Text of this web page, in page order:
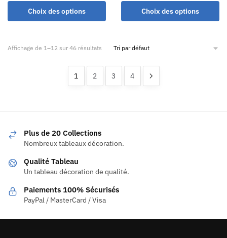
Choix des options Choix des options
Affichage de 1–12 sur 46 résultats
1 2 3 4
Plus de 20 Collections
Nombreux tableaux décoration.
Qualité Tableau
Un tableau décoration de qualité.
Paiements 100% Sécurisés
PayPal / MasterCard / Visa